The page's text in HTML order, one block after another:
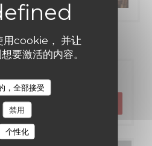
用cookie， 并让
要激活的内容。
，全部接受
禁用
个性化
预订餐位